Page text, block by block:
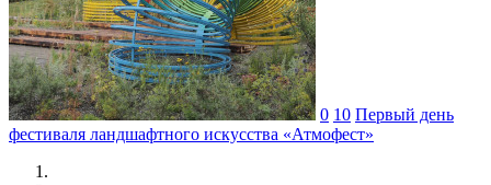
0 10 Первый день
фестиваля ландшафтного искусства «Атмофест»